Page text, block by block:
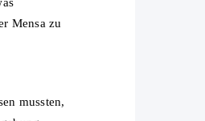
Mensa zu
mussten,